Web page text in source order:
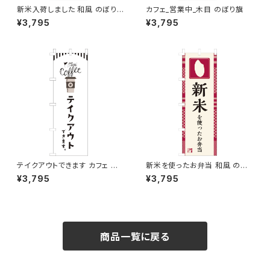
新米入荷しました 和風 のぼり
旗
¥3,795
カフェ_営業中_木目 のぼり旗
¥3,795
テイクアウトできます カフェ コ
ーヒー のぼり旗
¥3,795
新米を使ったお弁当 和風 のぼ
り旗
¥3,795
商品一覧に戻る